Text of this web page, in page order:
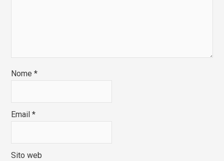
Nome*
Email*
Sito web